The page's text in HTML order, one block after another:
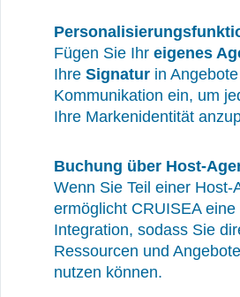
Fügen Sie Ihr eigenes
Ihre Signatur in
Kommunikation ein, um
Ihre Markenidentität
Buchung über Host-
Wenn Sie Teil einer Host-
ermöglicht CRUISEA
Integration, sodass Sie
Ressourcen und
nutzen können.